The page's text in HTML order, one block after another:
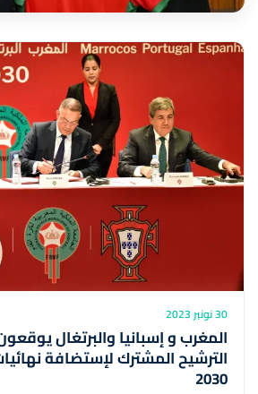
30 نونبر 2023
المغرب و إسبانيا والبرتغال
الترشيح المشترك لإستضافة
2030